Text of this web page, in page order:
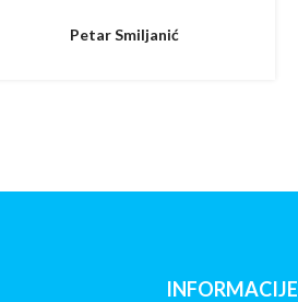
Petar Smiljanić
INFORMACIJE